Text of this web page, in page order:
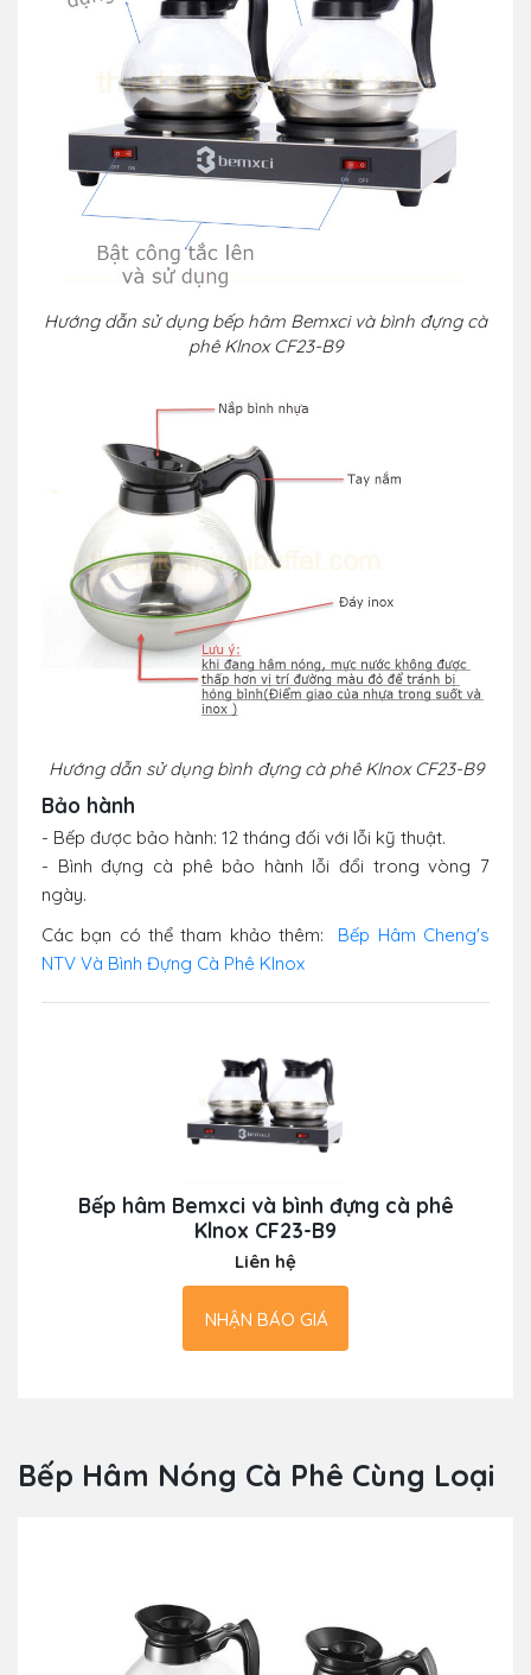
Hướng dẫn sử dụng bếp hâm Bemxci và bình đựng cà
phê Klnox CF23-B9
Hướng dẫn sử dụng bình đựng cà phê Klnox CF23-B9
Bảo hành
- Bếp được bảo hành: 12 tháng đối với lỗi kỹ thuật.
- Bình đựng cà phê bảo hành lỗi đổi trong vòng 7
ngày.
Các bạn có thể tham khảo thêm: Bếp Hâm Cheng's
NTV Và Bình Đựng Cà Phê Klnox
Bếp hâm Bemxci và bình đựng cà phê
Klnox CF23-B9
Liên hệ
NHẬN BÁO GIÁ
Bếp Hâm Nóng Cà Phê Cùng Loại